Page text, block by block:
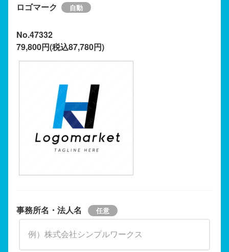
ロゴマーク
No.47332
79,800円(税込87,780円)
事務所名・法人名